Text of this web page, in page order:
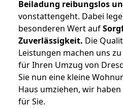
Beiladung reibungslos
vonstattengeht. Dabei
besonderen Wert auf
Zuverlässigkeit. Die
Leistungen machen uns
für Ihren Umzug von
Sie nun eine kleine
Haus umziehen, wir
für Sie.